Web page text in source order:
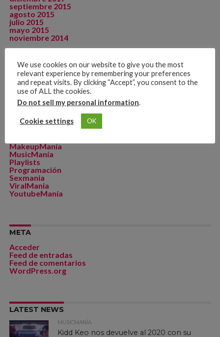
septiembre 2015
agosto 2015
julio 2015
mayo 2015
noviembre 2014
CATEGORÍAS
Artista de La Semana
CineManía
Dicomania TV
FitMania
MakeupManía
MusicManía
Playlists
Programación
Sexmania
ViralMania
YoutubeManía
META
Acceder
Feed de entradas
Feed de comentarios
WordPress.org
LATEST NEWS
MUSICMANÍA
Kidd Keo nos devuelve al 2020 con su
We use cookies on our website to give you the most
relevant experience by remembering your preferences
and repeat visits. By clicking “Accept”, you consent to the
use of ALL the cookies.
Do not sell my personal information.
Cookie settings OK